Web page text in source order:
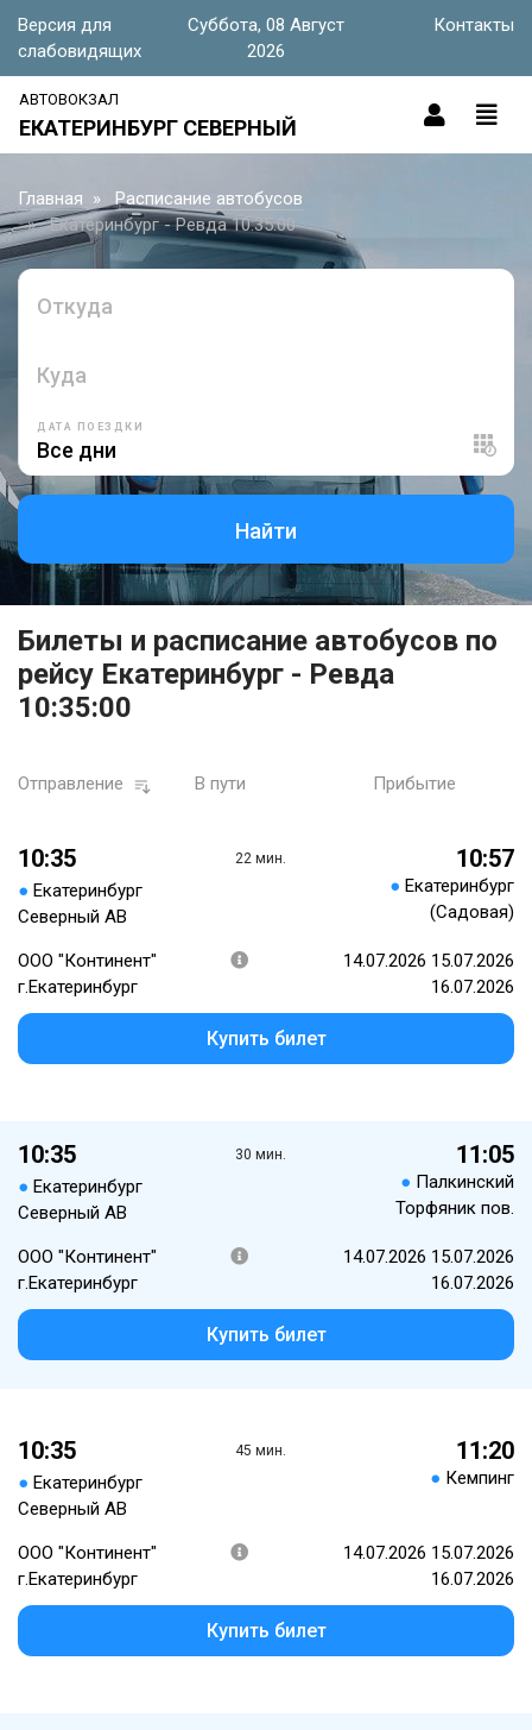
Версия для
слабовидящих
Суббота, 08 Август
2026
Контакты
АВТОВОКЗАЛ
ЕКАТЕРИНБУРГ СЕВЕРНЫЙ
Главная
Расписание автобусов
Екатеринбург - Ревда 10:35:00
Откуда
Куда
ДАТА ПОЕЗДКИ
Найти
Билеты и расписание автобусов по
рейсу Екатеринбург - Ревда
10:35:00
Отправление В пути Прибытие
10:35
● Екатеринбург
Северный АВ
22 мин. 10:57
● Екатеринбург
(Садовая)
ООО "Континент"
г.Екатеринбург
14.07.2026 15.07.2026
16.07.2026
Купить билет
10:35
● Екатеринбург
Северный АВ
30 мин. 11:05
● Палкинский
Торфяник пов.
ООО "Континент"
г.Екатеринбург
14.07.2026 15.07.2026
16.07.2026
Купить билет
10:35
● Екатеринбург
Северный АВ
45 мин. 11:20
● Кемпинг
ООО "Континент"
г.Екатеринбург
14.07.2026 15.07.2026
16.07.2026
Купить билет